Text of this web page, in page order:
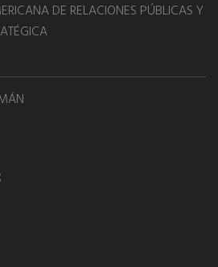
DE RELACIONES PÚBLICAS Y